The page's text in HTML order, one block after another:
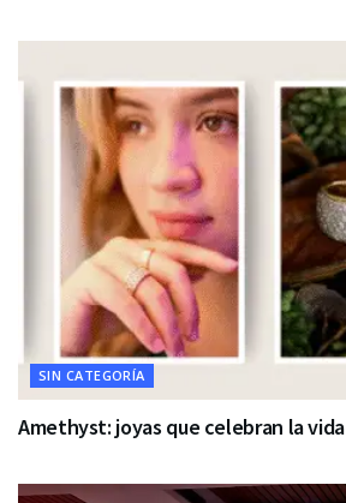
SIN CATEGORÍA
Amethyst: joyas que celebran la vida